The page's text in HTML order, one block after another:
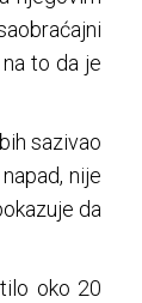
to da je
sazivao
nije
da
oko 20